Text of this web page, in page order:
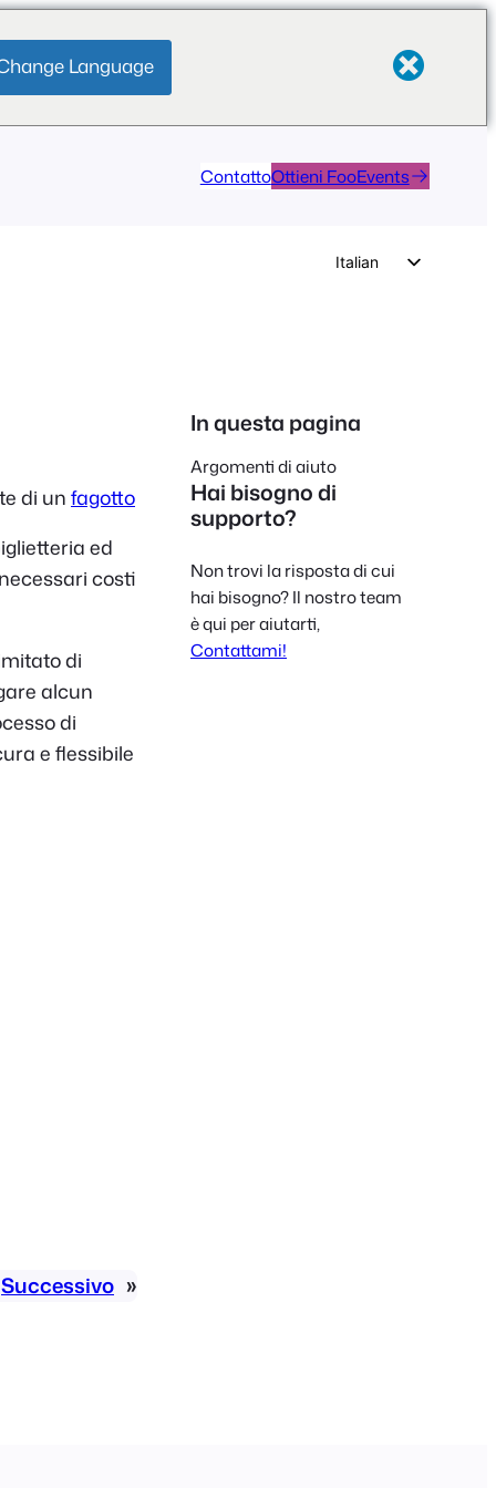
Language
ContattoOttieni FooEvents
Italian
Greek
di unfagotto
ed
costi
di
alcun
di
e flessibile
Successivo »
In questa pagina
Argomenti di aiuto
Hai bisogno di
supporto?
Non trovi la risposta di cui
hai bisogno? Il nostro team
è qui per aiutarti,
Contattami!